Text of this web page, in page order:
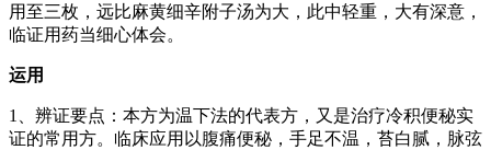
用至三枚，远比麻黄细辛附子汤为大，此中轻重，大有深意，
临证用药当细心体会。
运用
1、辨证要点：本方为温下法的代表方，又是治疗冷积便秘实
证的常用方。临床应用以腹痛便秘，手足不温，苔白腻，脉弦